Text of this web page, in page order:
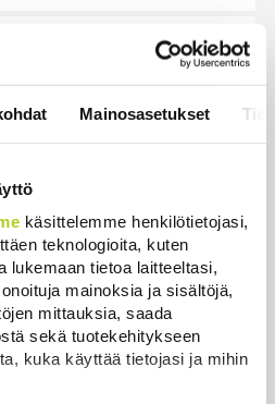
Mainosasetukset
käsittelemme henkilötietojasi,
teknologioita, kuten
lukemaan tietoa laitteeltasi,
mainoksia ja sisältöjä,
mittauksia, saada
sekä tuotekehitykseen
kuka käyttää tietojasi ja mihin
junalla
– Täydellinen
turisteja ja paljastaa
paikoin satelee